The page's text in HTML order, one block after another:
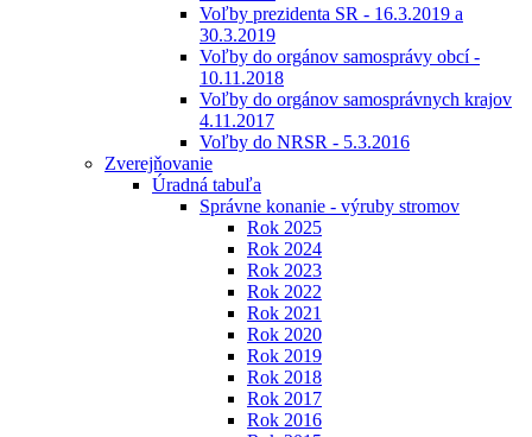
Voľby prezidenta SR - 16.3.2019 a
30.3.2019
Voľby do orgánov samosprávy obcí -
10.11.2018
Voľby do orgánov samosprávnych krajov
4.11.2017
Voľby do NRSR - 5.3.2016
Zverejňovanie
Úradná tabuľa
Správne konanie - výruby stromov
Rok 2025
Rok 2024
Rok 2023
Rok 2022
Rok 2021
Rok 2020
Rok 2019
Rok 2018
Rok 2017
Rok 2016